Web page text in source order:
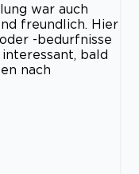
war auch
freundlich. Hier
-bedurfnisse
bald
nach